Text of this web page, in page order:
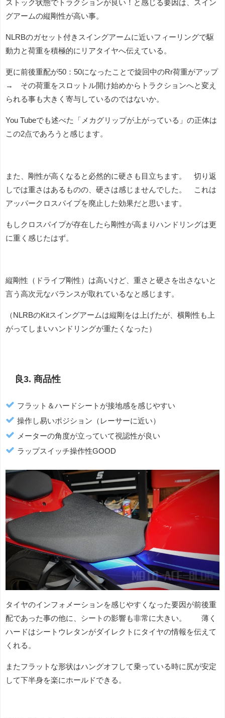
ストック状態でトラクションが良い！と感じる要因は、スイン
グアームの縦剛性が高い事。
NLRBのガセット付きスイングアームに近いフィーリングで駆
動力と荷重を積極的にリアタイヤへ伝えている。
更に前後重配が50：50になったことで旋回中のRr荷重がアップ
→ その荷重をスロットル開け始めからトラクションへと変え
られる事も大きく寄与しているのではないか。
You Tubeでも述べた「メカグリップが上がっている」の正体は
この2点であろうと感じます。
また、剛性が高くなると必然的に硬さも目立ちます。 切り返
しでは重さはあるものの、硬さは感じませんでした。 これは
アッパークロスパイプを廃止した効果だと思います。
もしクロスパイプが存在したら剛性が高まりハンドリングは更
に重く感じたはず。
縦剛性（ドライブ剛性）は高いけど、重さと硬さを出さないと
言う高次元なバランスが取れているなと感じます。
（NLRBのKitスイングアームは縦剛をは上げたが、横剛性も上
がってしまいハンドリングが重たくなった）
良3. 商品性
フラット＆ハードシートが接地感を感じやすい
操作し易いポジション（レーサーに近い）
メーターの角度が立っていて視認性が良い
ラップスイッチ操作性GOOD
タイヤのインフォメーションを感じやすくなった要因が前後重
配であった事の他に、シートの影響も非常に大きい。 薄く
ハードはシートウレタンがダイレクトにタイヤの情報を伝えて
くれる。
またフラットな形状はハングオフして乗っている時に尻が安定
して下半身を楽にホールドできる。